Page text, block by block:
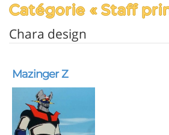
Catégorie « Staff
Chara design
Mazinger Z